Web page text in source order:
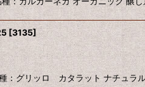
[3135]
：グリッロ カタラット ナチュラ